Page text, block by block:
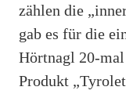
zählen die
gab es für die
Hörtnagl 20-
Produkt